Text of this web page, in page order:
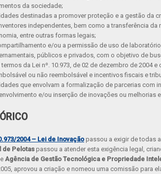
da sociedade;
destinadas a promover proteção e a gestão da
independentes, bem como a transferência
entre outras formas legais;
e/ou a permissão de uso de
públicos e privados, com o objetivo de
da Lei nº. 10.973, de 02 de dezembro de 2004
ou não reembolsável e incentivos fiscais e
que envolvam a formalização de parcerias com
e/ou inserção de inovações ou
2004 – Lei de Inovação passou a exigir de todas
de Pelotas passou a atender esta exigência legal,
Agência de Gestão Tecnológica e Propriedade
aprovou a criação e nomeou uma comissão para